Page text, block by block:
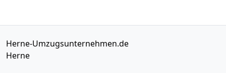
Herne-Umzugsunternehmen.de
Herne